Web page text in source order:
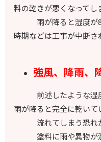
料の乾きが悪くなってし
雨が降ると湿度が80
時期などは工事が中断さ
強風、降雨、
前述したような湿度
雨が降ると完全に乾いて
流れてしまう恐れが
塗料に雨や異物が混